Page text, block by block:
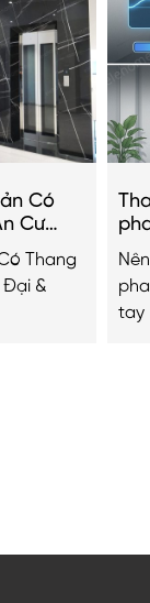
Có
Cư
Thang
Đại &
tay